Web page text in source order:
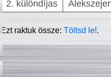
2. különdíjas
Ezt raktuk össze:Töltsd le!.